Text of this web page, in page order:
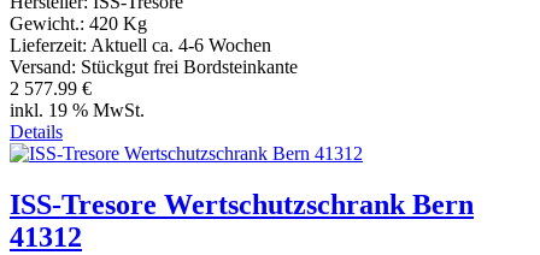
Gewicht.: 420 Kg
Lieferzeit: Aktuell ca. 4-6 Wochen
Versand: Stückgut frei Bordsteinkante
2 577.99 €
inkl. 19 % MwSt.
Details
ISS-Tresore Wertschutzschrank Bern
41312